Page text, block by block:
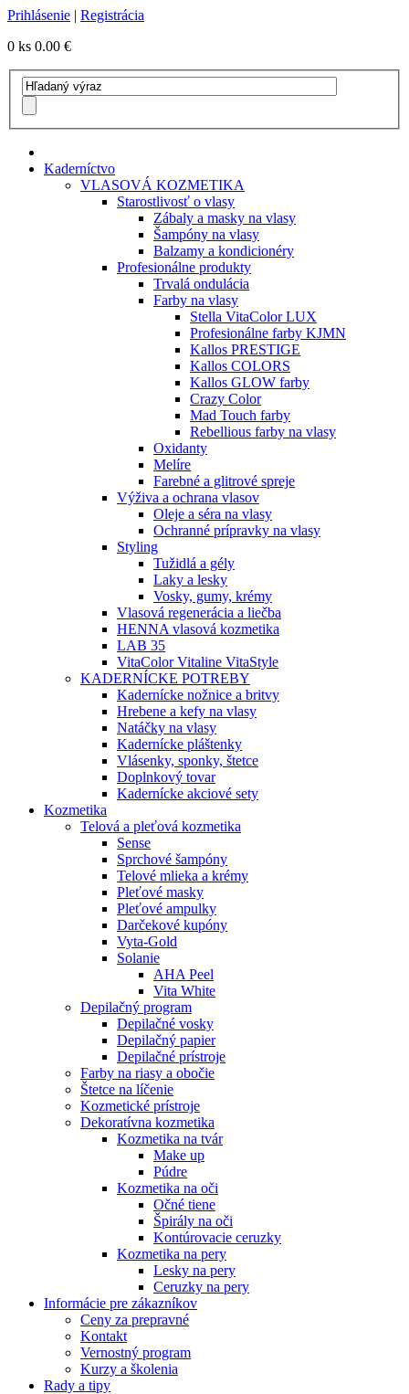
Prihlásenie | Registrácia
0 ks 0.00 €
Kaderníctvo
VLASOVÁ KOZMETIKA
Starostlivosť o vlasy
Zábaly a masky na vlasy
Šampóny na vlasy
Balzamy a kondicionéry
Profesionálne produkty
Trvalá ondulácia
Farby na vlasy
Stella VitaColor LUX
Profesionálne farby KJMN
Kallos PRESTIGE
Kallos COLORS
Kallos GLOW farby
Crazy Color
Mad Touch farby
Rebellious farby na vlasy
Oxidanty
Melíre
Farebné a glitrové spreje
Výživa a ochrana vlasov
Oleje a séra na vlasy
Ochranné prípravky na vlasy
Styling
Tužidlá a gély
Laky a lesky
Vosky, gumy, krémy
Vlasová regenerácia a liečba
HENNA vlasová kozmetika
LAB 35
VitaColor Vitaline VitaStyle
KADERNÍCKE POTREBY
Kadernícke nožnice a britvy
Hrebene a kefy na vlasy
Natáčky na vlasy
Kadernícke pláštenky
Vlásenky, sponky, štetce
Doplnkový tovar
Kadernícke akciové sety
Kozmetika
Telová a pleťová kozmetika
Sense
Sprchové šampóny
Telové mlieka a krémy
Pleťové masky
Pleťové ampulky
Darčekové kupóny
Vyta-Gold
Solanie
AHA Peel
Vita White
Depilačný program
Depilačné vosky
Depilačný papier
Depilačné prístroje
Farby na riasy a obočie
Štetce na líčenie
Kozmetické prístroje
Dekoratívna kozmetika
Kozmetika na tvár
Make up
Púdre
Kozmetika na oči
Očné tiene
Špirály na oči
Kontúrovacie ceruzky
Kozmetika na pery
Lesky na pery
Ceruzky na pery
Informácie pre zákazníkov
Ceny za prepravné
Kontakt
Vernostný program
Kurzy a školenia
Rady a tipy